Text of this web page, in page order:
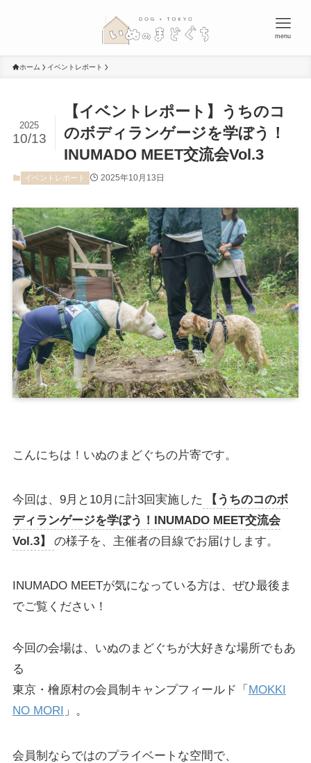
menu
ホーム イベントレポート
【イベントレポート】うちのコ
のボディランゲージを学ぼう！
INUMADO MEET交流会Vol.3
2025
10/13
イベントレポート 2025年10月13日
こんにちは！いぬのまどぐちの片寄です。
今回は、9月と10月に計3回実施した
【うちのコのボ
ディランゲージを学ぼう！INUMADO MEET交流会
Vol.3】
の様子を、主催者の目線でお届けします。
INUMADO MEETが気になっている方は、ぜひ最後ま
でご覧ください！
今回の会場は、いぬのまどぐちが大好きな場所でもあ
る
東京・檜原村の会員制キャンプフィールド「 MOKKI
NO MORI 」。
会員制ならではのプライベートな空間で、